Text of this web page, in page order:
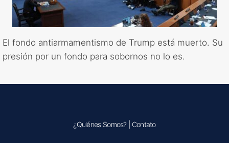
El fondo antiarmamentismo de Trump está muerto. Su
presión por un fondo para sobornos no lo es.
¿Quiénes Somos?| Contato